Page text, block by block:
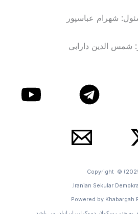
شهرام عباسپور
شمس الدین دارابی
Copyright ©
Powered by Khabargah